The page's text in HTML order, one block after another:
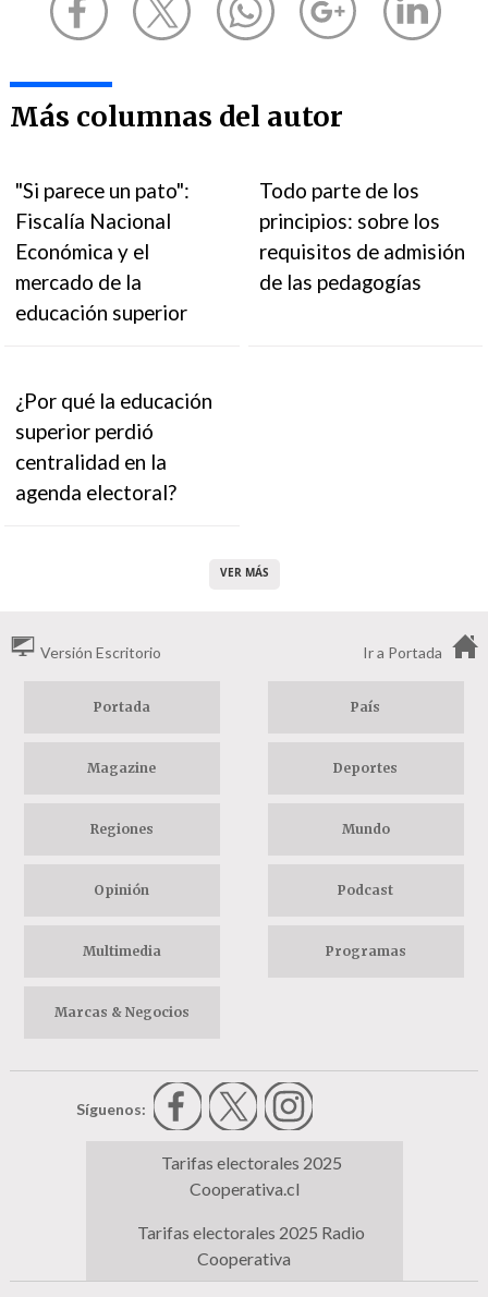
Más columnas del autor
"Si parece un pato":
Fiscalía Nacional
Económica y el
mercado de la
educación superior
Todo parte de los
principios: sobre los
requisitos de admisión
de las pedagogías
¿Por qué la educación
superior perdió
centralidad en la
agenda electoral?
VER MÁS
Versión Escritorio Ir a Portada
Portada País
Magazine Deportes
Regiones Mundo
Opinión Podcast
Multimedia Programas
Marcas & Negocios
Síguenos:
Tarifas electorales 2025
Cooperativa.cl
Tarifas electorales 2025 Radio
Cooperativa